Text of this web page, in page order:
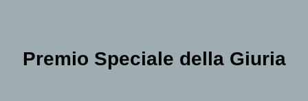
Premio Speciale della Giuria